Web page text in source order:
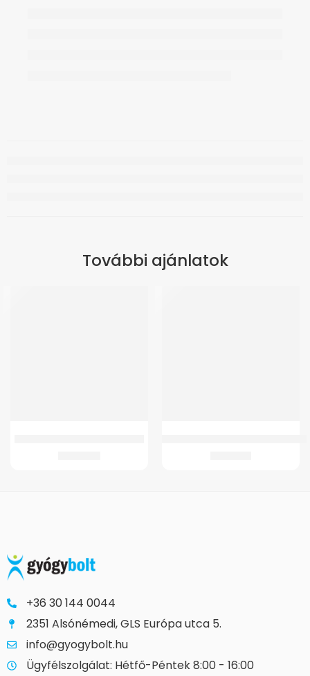
További ajánlatok
+36 30 144 0044
2351 Alsónémedi, GLS Európa utca 5.
info@gyogybolt.hu
Ügyfélszolgálat: Hétfő-Péntek 8:00 - 16:00